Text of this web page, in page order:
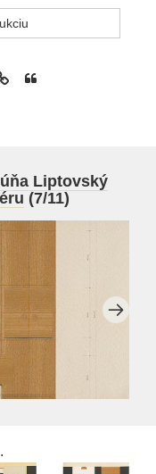
Liptovský
(7/11)